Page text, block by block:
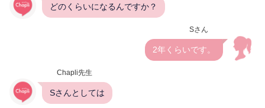
どのくらいになるんですか？
Sさん
2年くらいです。
Chapli先生
Sさんとしては